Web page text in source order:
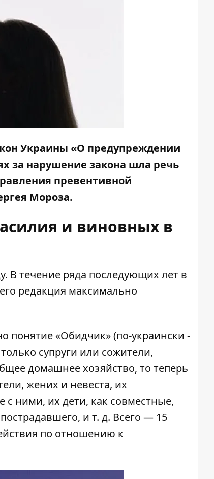
Украины «О предупреждении
за нарушение закона шла речь
превентивной
Мороза.
и виновных в
В течение ряда последующих лет в
редакция максимально
понятие «Обидчик» (по-украински -
супруги или сожители,
домашнее хозяйство, то теперь
жених и невеста, их
ними, их дети, как совместные,
и т. д. Всего — 15
по отношению к